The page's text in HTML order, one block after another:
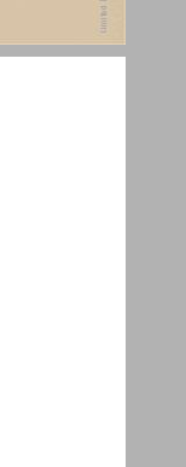
פרק ראשון: ילדות ברוסיה ובגרות באמריקה − בדרך לחיי קיבוץ בארץ-ישראל, 1924-1898 ... 1